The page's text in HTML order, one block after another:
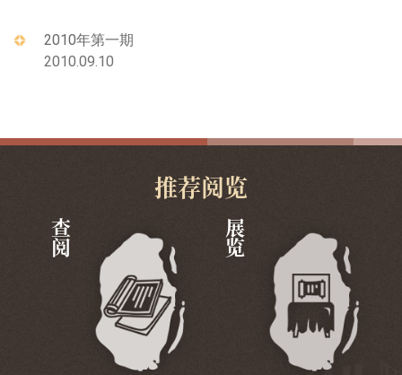
2010年第一期
2010.09.10
推荐阅览
查阅 展览